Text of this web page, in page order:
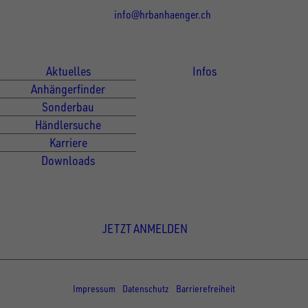
info@hrbanhaenger.ch
Aktuelles
Anhängerfinder
Sonderbau
Händlersuche
Karriere
Downloads
Infos
JETZT ANMELDEN
Impressum
Datenschutz Barrierefreiheit